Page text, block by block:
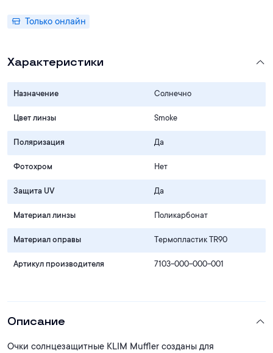
Только онлайн
Характеристики
Назначение Солнечно
Цвет линзы Smoke
Поляризация Да
Фотохром Нет
Защита UV Да
Материал линзы Поликарбонат
Материал оправы Термопластик TR90
Артикул производителя 7103-000-000-001
Описание
Очки солнцезащитные KLIM Muffler созданы для